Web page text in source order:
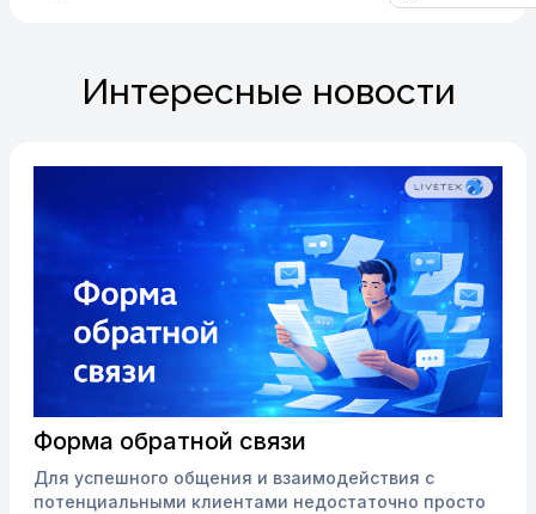
Интересные новости
Форма обратной связи
Для успешного общения и взаимодействия с
потенциальными клиентами недостаточно просто